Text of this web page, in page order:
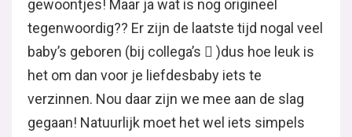
gewoontjes! Maar ja wat is nog origineel
tegenwoordig?? Er zijn de laatste tijd nogal veel
baby’s geboren (bij collega’s  )dus hoe leuk is
het om dan voor je liefdesbaby iets te
verzinnen. Nou daar zijn we mee aan de slag
gegaan! Natuurlijk moet het wel iets simpels